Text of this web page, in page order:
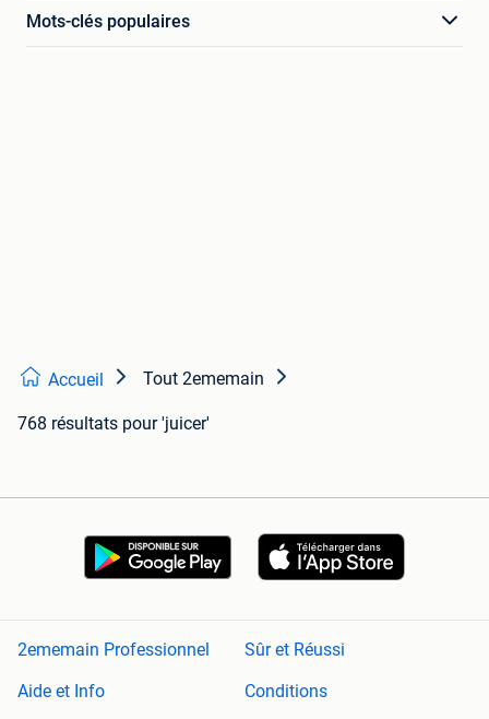
Mots-clés populaires
Accueil Tout 2ememain
768 résultats pour 'juicer'
2ememain Professionnel
Sûr et Réussi
Aide et Info
Conditions